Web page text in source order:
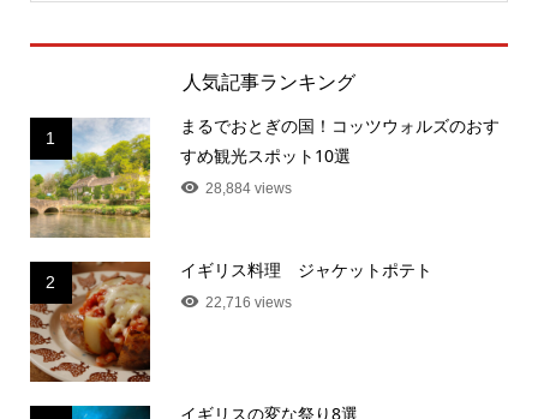
人気記事ランキング
1
まるでおとぎの国！コッツウォルズのおす
すめ観光スポット10選
28,884 views
2
イギリス料理 ジャケットポテト
22,716 views
イギリスの変な祭り8選